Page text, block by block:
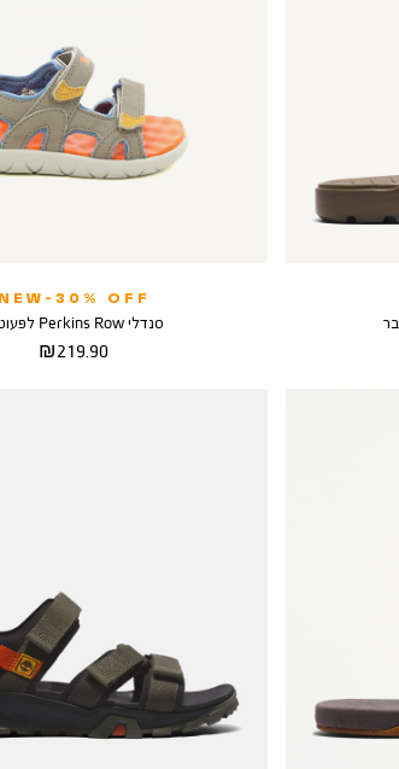
NEW-30% OFF
סנדלי Perkins Row לפעוטות
מחיר
219.90 ₪